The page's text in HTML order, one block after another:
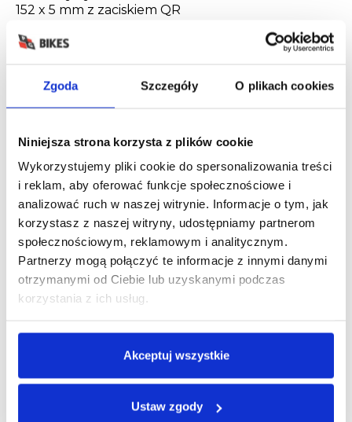
Zgoda Szczegóły O plikach cookies
Niniejsza strona korzysta z plików cookie
Wykorzystujemy pliki cookie do spersonalizowania treści
i reklam, aby oferować funkcje społecznościowe i
analizować ruch w naszej witrynie. Informacje o tym, jak
korzystasz z naszej witryny, udostępniamy partnerom
społecznościowym, reklamowym i analitycznym.
Partnerzy mogą połączyć te informacje z innymi danymi
otrzymanymi od Ciebie lub uzyskanymi podczas
korzystania z ich usług.
Akceptuj wszystkie
Ustaw zgody
152 x 5 mm z zaciskiem QR
Obręcz
Bontrager Connection, dwuścienne, 32 otwory,
Opona
Manetka
Shimano U4000, 9-rzędowa
Przerzutka tylna
Shimano CUES U4000
Korba
ProWheel Pro ze stopu aluminium, stalowa
zębatka narrow-wide 40T, 170 mm długości
Wkład suportu
Uszczelniane łożysko maszynowe, 68 mm
Pedały Bontrager City